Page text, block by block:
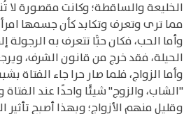
الخليعة والساقطة؛ وكانت مقصورة لا
مما ترى وتعرف وتكابد كأن جسمها
وأما الحب، فكان حبًّا تتعرف به الرجولة
الحيلة، فقد خرج من قانون الشرف،
وأما الزواج، فلما صار حرا جاء
"الشاب، والزوج" شيئًا واحدًا عند
وقليل منهم الأزواج؛ وبهذا أصبح